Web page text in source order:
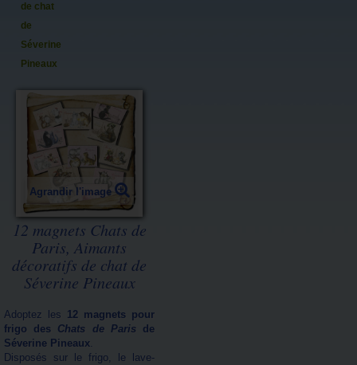
de chat
de
Séverine
Pineaux
Agrandir l'image
12 magnets Chats de
Paris, Aimants
décoratifs de chat de
Séverine Pineaux
Adoptez les 12 magnets pour
frigo des Chats de Parisde
Séverine Pineaux.
Disposés sur le frigo, le lave-